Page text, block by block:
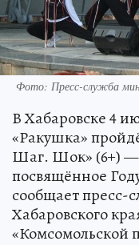
Фото: Пресс-служба
В Хабаровске 4
«Ракушка»
Шаг. Шок» (6+) —
посвящённое
сообщает пресс-
Хабаровского
«Комсомольской